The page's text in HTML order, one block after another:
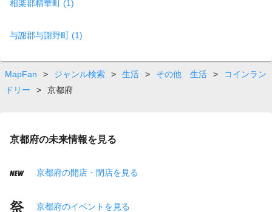
相楽郡精華町 (1)
与謝郡与謝野町 (1)
MapFan > ジャンル検索 > 生活 > その他 生活 >
コインラン
ドリー
> 京都府
京都府の未来情報を見る
京都府の開店・閉店を見る
京都府のイベントを見る